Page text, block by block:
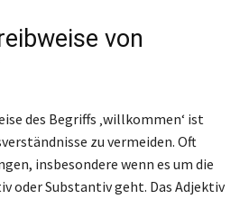
von
des Begriffs ‚willkommen‘ ist
zu vermeiden. Oft
insbesondere wenn es um die
oder Substantiv geht. Das Adjektiv